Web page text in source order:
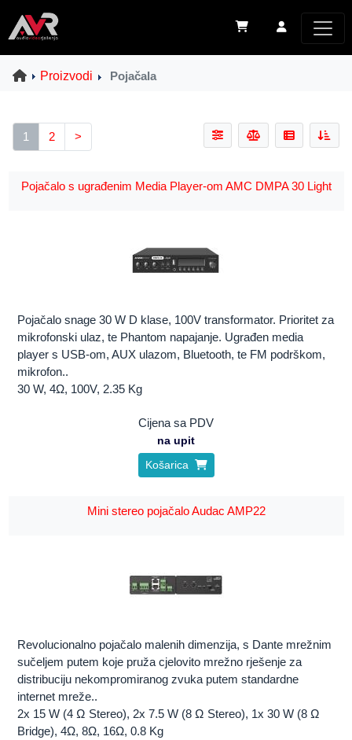
Proizvodi Pojačala
1 2 >
Pojačalo s ugrađenim Media Player-om AMC DMPA 30 Light
Pojačalo snage 30 W D klase, 100V transformator. Prioritet za
mikrofonski ulaz, te Phantom napajanje. Ugrađen media
player s USB-om, AUX ulazom, Bluetooth, te FM podrškom,
mikrofon..
30 W, 4Ω, 100V, 2.35 Kg
Cijena sa PDV
na upit
Košarica
Mini stereo pojačalo Audac AMP22
Revolucionalno pojačalo malenih dimenzija, s Dante mrežnim
sučeljem putem koje pruža cjelovito mrežno rješenje za
distribuciju nekompromiranog zvuka putem standardne
internet mreže..
2x 15 W (4 Ω Stereo), 2x 7.5 W (8 Ω Stereo), 1x 30 W (8 Ω
Bridge), 4Ω, 8Ω, 16Ω, 0.8 Kg